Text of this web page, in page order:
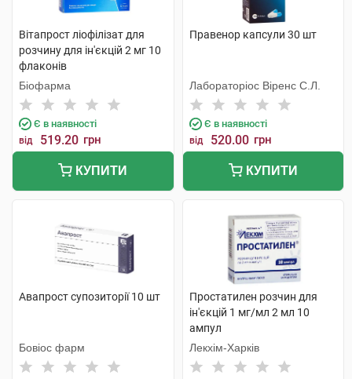
Вітапрост ліофілізат для
розчину для ін'єкцій 2 мг 10
флаконів
Біофарма
Є в наявності
від 519.20 грн
КУПИТИ
Правенор капсули 30 шт
Лабораторіос Віренс С.Л.
Є в наявності
від 520.00 грн
КУПИТИ
Авапрост супозиторії 10 шт
Бовіос фарм
Простатилен розчин для
ін'єкцій 1 мг/мл 2 мл 10
ампул
Лекхім-Харків